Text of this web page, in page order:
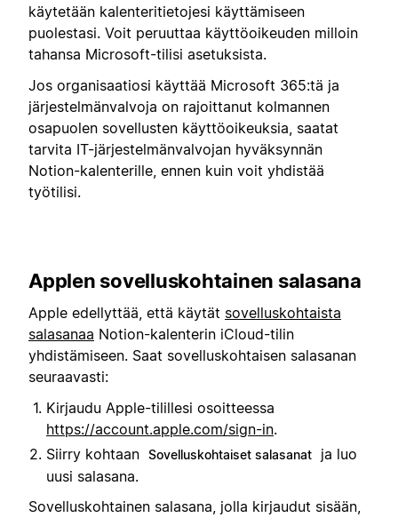
käytetään kalenteritietojesi käyttämiseen
puolestasi. Voit peruuttaa käyttöoikeuden milloin
tahansa Microsoft-tilisi asetuksista.
Jos organisaatiosi käyttää Microsoft 365:tä ja
järjestelmänvalvoja on rajoittanut kolmannen
osapuolen sovellusten käyttöoikeuksia, saatat
tarvita IT-järjestelmänvalvojan hyväksynnän
Notion-kalenterille, ennen kuin voit yhdistää
työtilisi.
Applen sovelluskohtainen salasana
Apple edellyttää, että käytät sovelluskohtaista
salasanaa Notion-kalenterin iCloud-tilin
yhdistämiseen. Saat sovelluskohtaisen salasanan
seuraavasti:
Kirjaudu Apple-tilillesi osoitteessa
https://account.apple.com/sign-in.
Siirry kohtaan Sovelluskohtaiset salasanat
ja luo
uusi salasana.
Sovelluskohtainen salasana, jolla kirjaudut sisään,